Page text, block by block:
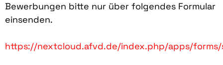
Bewerbungen bitte nur über folgendes Formular
einsenden.
https://nextcloud.afvd.de/index.php/apps/forms/